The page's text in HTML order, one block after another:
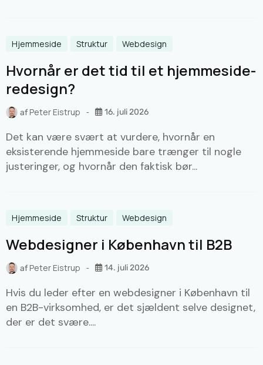
Hjemmeside Struktur Webdesign
Hvornår er det tid til et hjemmeside-
redesign?
afPeter Eistrup 16. juli 2026
Det kan være svært at vurdere, hvornår en
eksisterende hjemmeside bare trænger til nogle
justeringer, og hvornår den faktisk bør...
Hjemmeside Struktur Webdesign
Webdesigner i København til B2B
afPeter Eistrup 14. juli 2026
Hvis du leder efter en webdesigner i København til
en B2B-virksomhed, er det sjældent selve designet,
der er det svære....